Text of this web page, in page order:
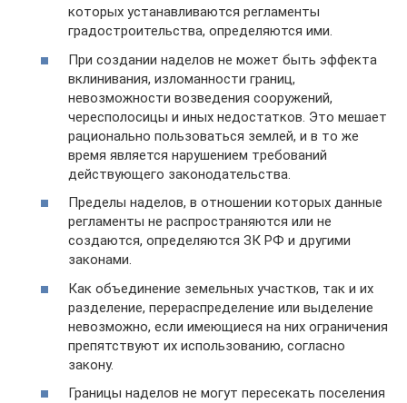
которых устанавливаются регламенты
градостроительства, определяются ими.
При создании наделов не может быть эффекта
вклинивания, изломанности границ,
невозможности возведения сооружений,
чересполосицы и иных недостатков. Это мешает
рационально пользоваться землей, и в то же
время является нарушением требований
действующего законодательства.
Пределы наделов, в отношении которых данные
регламенты не распространяются или не
создаются, определяются ЗК РФ и другими
законами.
Как объединение земельных участков, так и их
разделение, перераспределение или выделение
невозможно, если имеющиеся на них ограничения
препятствуют их использованию, согласно
закону.
Границы наделов не могут пересекать поселения